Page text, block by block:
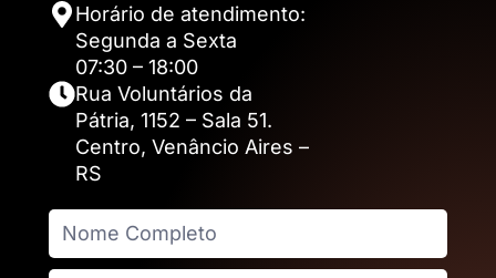
Horário de atendimento:
Segunda a Sexta
07:30 – 18:00
Rua Voluntários da
Pátria, 1152 – Sala 51.
Centro, Venâncio Aires –
RS